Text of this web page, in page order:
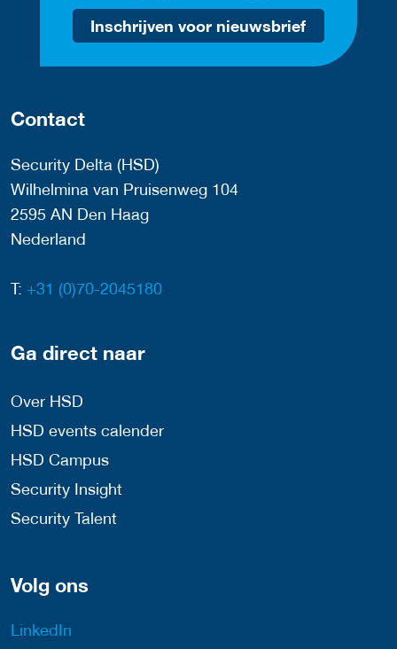
Inschrijven voor nieuwsbrief
Contact
Security Delta (HSD)
Wilhelmina van Pruisenweg 104
2595 AN Den Haag
Nederland
T: +31 (0)70-2045180
Ga direct naar
Over HSD
HSD events calender
HSD Campus
Security Insight
Security Talent
Volg ons
LinkedIn